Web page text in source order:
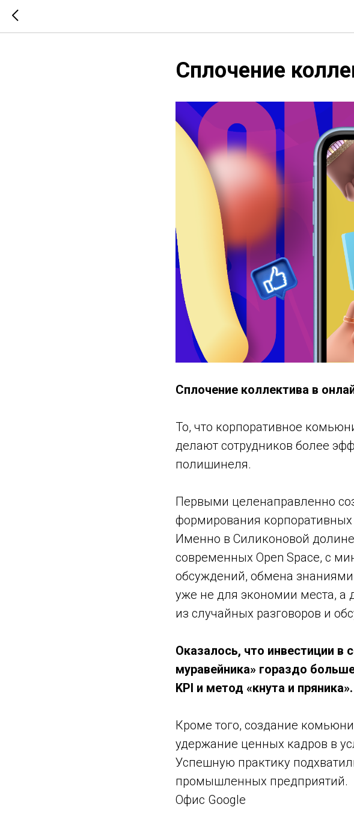
Сплочение
Сплочение коллектива в
То, что корпоративное
делают сотрудников более
полишинеля.
Первыми целенаправленно
формирования
Именно в Силиконовой
современных Open Space, с
обсуждений, обмена
уже не для экономии места,
из случайных разговоров и
Оказалось, что инвестиции в
муравейника» гораздо
KPI и метод «кнута и пряника».
Кроме того, создание
удержание ценных кадров в
Успешную практику
промышленных предприятий.
Офис Google